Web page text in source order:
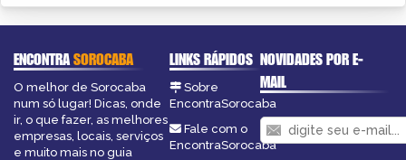
ENCONTRASOROCABA
O melhor de Sorocaba
num só lugar! Dicas, onde
ir, o que fazer, as melhores
empresas, locais, serviços
e muito mais no guia
LINKS RÁPIDOS
Sobre
EncontraSorocaba
Fale com o
EncontraSorocaba
NOVIDADES POR E-
MAIL